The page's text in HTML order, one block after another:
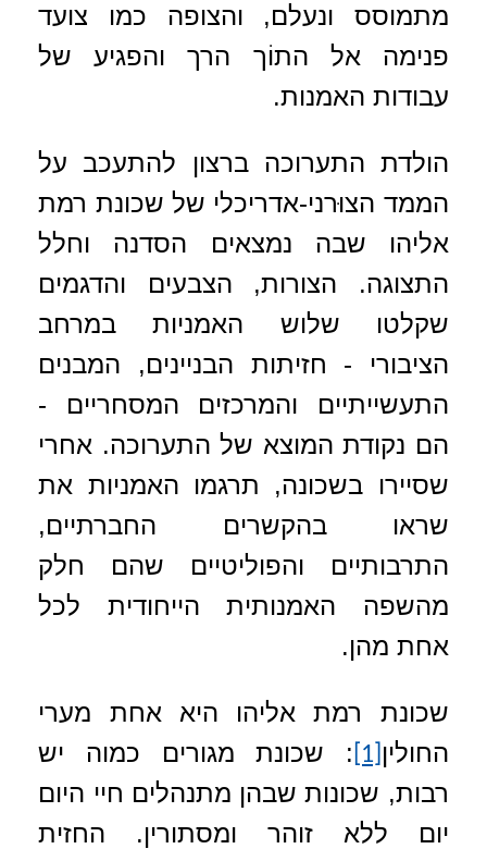
מתמוסס ונעלם, והצופה כמו צועד
פנימה אל התוֹך הרך והפגיע של
עבודות האמנות.
הולדת התערוכה ברצון להתעכב על
הממד הצוּרני-אדריכלי של שכונת רמת
אליהו שבה נמצאים הסדנה וחלל
התצוגה. הצורות, הצבעים והדגמים
שקלטו שלוש האמניות במרחב
הציבורי - חזיתות הבניינים, המבנים
התעשייתיים והמרכזים המסחריים -
הם נקודת המוצא של התערוכה. אחרי
שסיירו בשכונה, תרגמו האמניות את
שראו בהקשרים החברתיים,
התרבותיים והפוליטיים שהם חלק
מהשפה האמנותית הייחודית לכל
אחת מהן.
שכונת רמת אליהו היא אחת מערי
החולין [1] : שכונת מגורים כמוה יש
רבות, שכונות שבהן מתנהלים חיי היום
יום ללא זוהר ומסתורין. החזית